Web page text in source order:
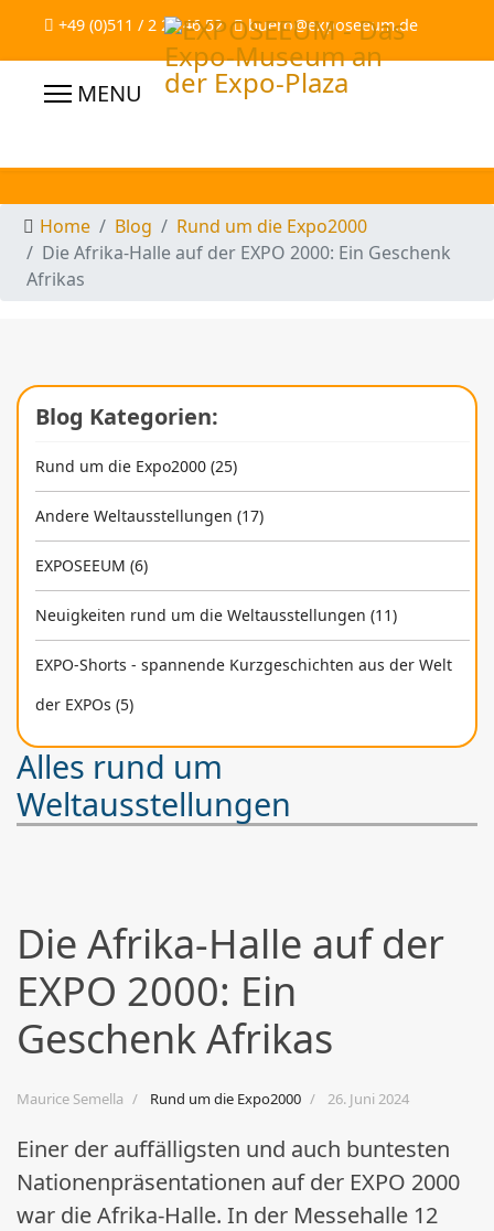
+49 (0)511 / 2 28 46 52 buero@exposeeum.de
Home Blog
Rund um die Expo2000
Die Afrika-Halle auf der EXPO 2000: Ein Geschenk
Afrikas
Blog Kategorien:
Rund um die Expo2000 (25)
Andere Weltausstellungen (17)
EXPOSEEUM (6)
Neuigkeiten rund um die Weltausstellungen (11)
EXPO-Shorts - spannende Kurzgeschichten aus der Welt
der EXPOs (5)
Alles rund um
Weltausstellungen
Die Afrika-Halle auf der
EXPO 2000: Ein
Geschenk Afrikas
Maurice Semella Rund um die Expo2000 26. Juni 2024
Einer der auffälligsten und auch buntesten
Nationenpräsentationen auf der EXPO 2000
war die Afrika-Halle. In der Messehalle 12